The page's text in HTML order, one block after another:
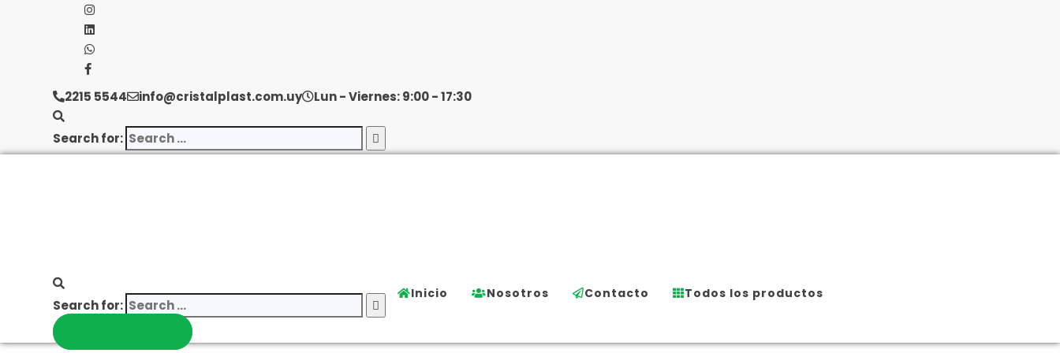
2215 5544 info@cristalplast.com.uy Lun - Viernes: 9:00 - 17:30
Search for:
Search for:
Inicio Nosotros Contacto Todos los productos